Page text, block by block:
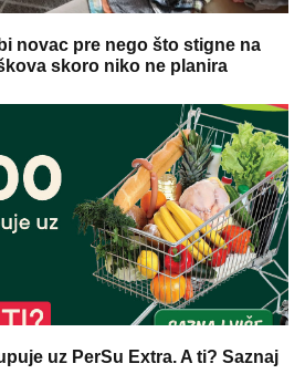
novac pre nego što stigne na
skoro niko ne planira
uz PerSu Extra. A ti? Saznaj